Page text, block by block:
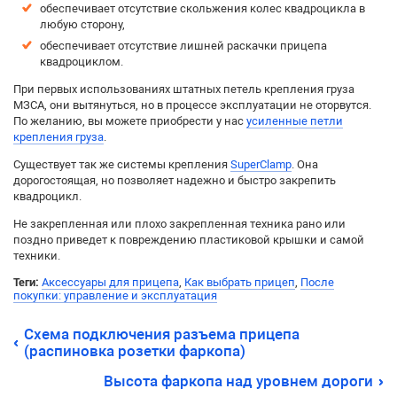
обеспечивает отсутствие скольжения колес квадроцикла в
любую сторону,
обеспечивает отсутствие лишней раскачки прицепа
квадроциклом.
При первых использованиях штатных петель крепления груза
МЗСА, они вытянуться, но в процессе эксплуатации не оторвутся.
По желанию, вы можете приобрести у нас усиленные петли
крепления груза
Существует так же системы крепления SuperClamp . Она
дорогостоящая, но позволяет надежно и быстро закрепить
квадроцикл.
Не закрепленная или плохо закрепленная техника рано или
поздно приведет к повреждению пластиковой крышки и самой
техники.
Теги: Аксессуары для прицепа Как выбрать прицеп После
покупки: управление и эксплуатация
Схема подключения разъема прицепа
(распиновка розетки фаркопа)
Высота фаркопа над уровнем дороги